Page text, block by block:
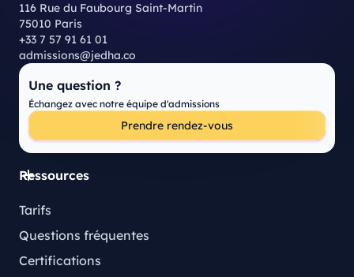
116 Rue du Faubourg Saint-Martin
75010 Paris
+33 7 57 91 61 01
admissions@jedha.co
Une question ?
Échangez avec notre équipe d'admissions
Prendre rendez-vous
Ressources
Tarifs
Questions fréquentes
Certifications